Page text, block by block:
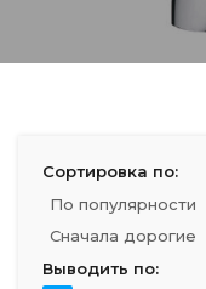
Сортировка по:
По популярности
Сначала дорогие
Выводить по: